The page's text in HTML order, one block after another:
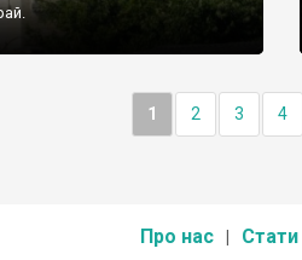
1 2 3 4
Про нас